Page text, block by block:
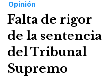
Opinión
Falta de rigor
de la sentencia
del Tribunal
Supremo